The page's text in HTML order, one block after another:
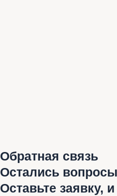
Обратная связь
Остались
Оставьте заявку,